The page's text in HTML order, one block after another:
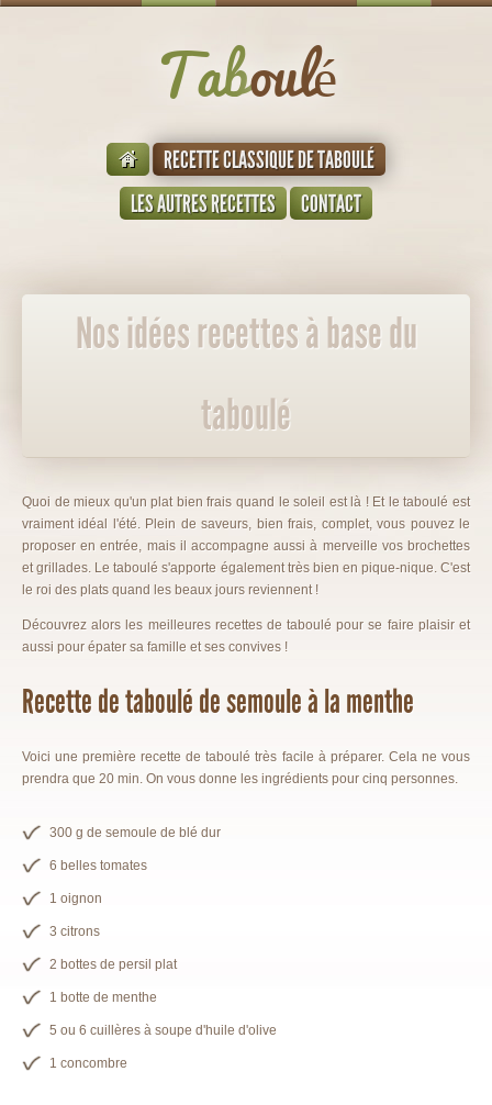
Taboulé
RECETTE CLASSIQUE DE TABOULÉ
LES AUTRES RECETTES
CONTACT
Nos idées recettes à base du
taboulé
Quoi de mieux qu'un plat bien frais quand le soleil est là ! Et le taboulé est
vraiment idéal l'été. Plein de saveurs, bien frais, complet, vous pouvez le
proposer en entrée, mais il accompagne aussi à merveille vos brochettes
et grillades. Le taboulé s'apporte également très bien en pique-nique. C'est
le roi des plats quand les beaux jours reviennent !
Découvrez alors les meilleures recettes de taboulé pour se faire plaisir et
aussi pour épater sa famille et ses convives !
Recette de taboulé de semoule à la menthe
Voici une première recette de taboulé très facile à préparer. Cela ne vous
prendra que 20 min. On vous donne les ingrédients pour cinq personnes.
300 g de semoule de blé dur
6 belles tomates
1 oignon
3 citrons
2 bottes de persil plat
1 botte de menthe
5 ou 6 cuillères à soupe d'huile d'olive
1 concombre